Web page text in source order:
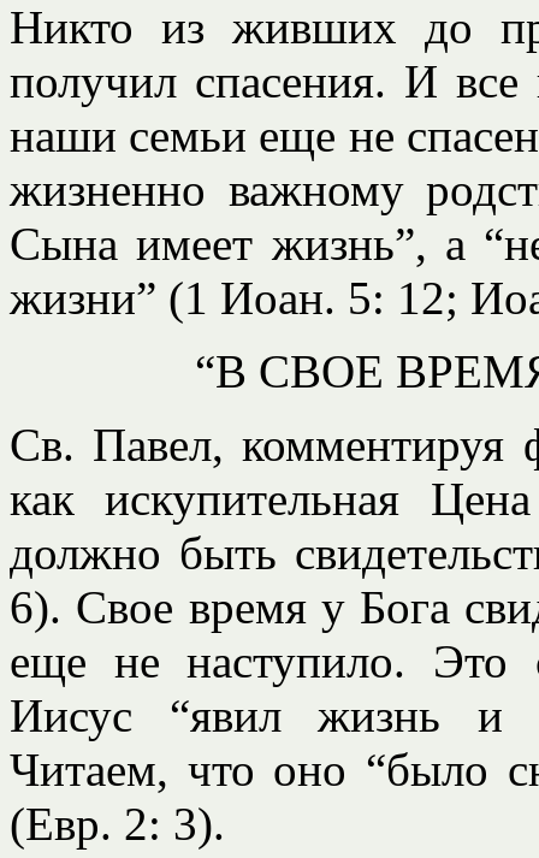
Никто из живших до
получил спасения. И
наши семьи еще не
жизненно важному
Сына имеет жизнь”, а
жизни” (1 Иоан. 5: 12;
“В СВОЕ
Св. Павел, комментируя
как искупительная
должно быть
6). Свое время у Бога
еще не наступило. Это
Иисус “явил жизнь и
Читаем, что оно “было
(Евр. 2: 3).